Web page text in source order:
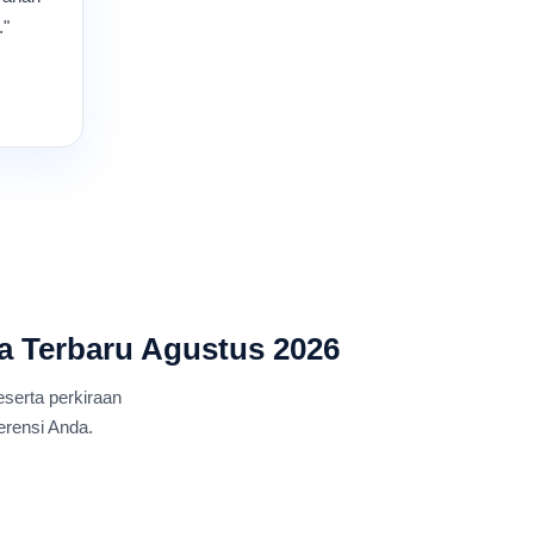
Terbaru Agustus 2026
perkiraan
Anda.